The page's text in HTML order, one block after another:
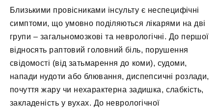
Близькими провісниками інсульту є неспецифічні
симптоми, що умовно поділяються лікарями на дві
групи – загальномозкові та неврологічні. До першої
відносять раптовий головний біль, порушення
свідомості (від затьмарення до коми), судоми,
напади нудоти або блювання, диспепсичні розлади,
почуття жару чи нехарактерна задишка, слабкість,
закладеність у вухах. До неврологічної